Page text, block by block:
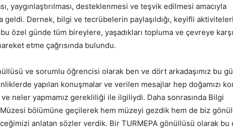
yaygınlaştırılması, desteklenmesi ve teşvik edilmesi amacıyla
Dernek, bilgi ve tecrübelerin paylaşıldığı, keyifli
özel günde tüm bireylere, yaşadıkları topluma ve çevreye
etme çağrısında bulundu.
ve sorumlu öğrencisi olarak ben ve dört arkadaşımız bu
yapılan konuşmalar ve verilen mesajlar hep doğamızı
neler yapmamız gerekliliği ile ilgiliydi. Daha sonrasında Bilgi
bölümüne geçilerek hem müzeyi gezdik hem de biz
anlatan sözler verdik. Bir TURMEPA gönüllüsü olarak bu